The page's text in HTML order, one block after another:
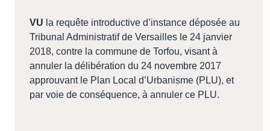
VU la requête introductive d’instance déposée au
Tribunal Administratif de Versailles le 24 janvier
2018, contre la commune de Torfou, visant à
annuler la délibération du 24 novembre 2017
approuvant le Plan Local d’Urbanisme (PLU), et
par voie de conséquence, à annuler ce PLU.